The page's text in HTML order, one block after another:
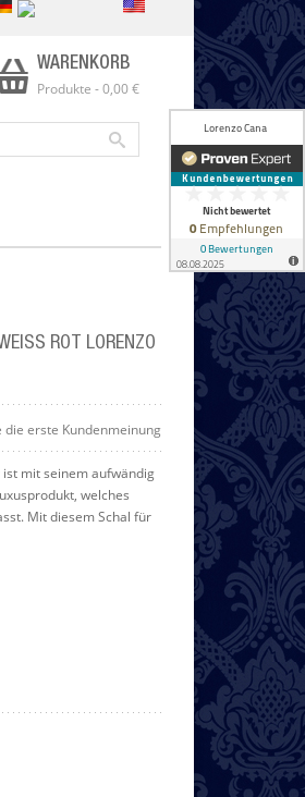
WARENKORB
Produkte -0,00 €
ROT LORENZO
die erste Kundenmeinung
mit seinem aufwändig
welches
Mit diesem Schal für